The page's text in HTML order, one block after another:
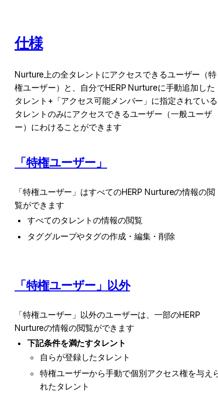
仕様
Nurture上の全タレントにアクセスできるユーザー（特
権ユーザー）と、自分でHERP Nurtureに手動追加した
タレント+「アクセス可能メンバー」に指定されている
タレントのみにアクセスできるユーザー（一般ユーザ
ー）にわけることができます
「特権ユーザー」
「特権ユーザー」はすべてのHERP Nurtureの情報の閲
覧ができます
すべてのタレントの情報の閲覧
タググループやタグの作成・編集・削除
「特権ユーザー」以外
「特権ユーザー」以外のユーザーは、一部のHERP
Nurtureの情報の閲覧ができます
下記条件を満たすタレント
自らが登録したタレント
特権ユーザーから手動で個別アクセス権を与え
れたタレント